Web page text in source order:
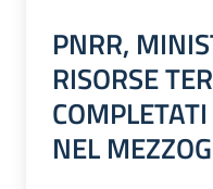
PNRR,
RISORSE
NEL